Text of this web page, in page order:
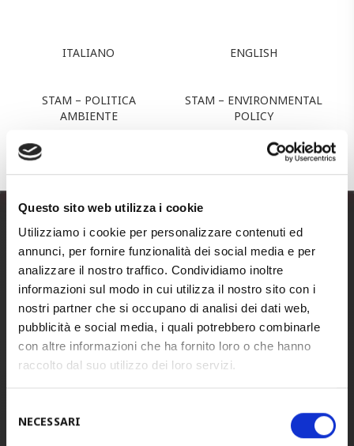
Questo sito web utilizza i cookie
Utilizziamo i cookie per personalizzare contenuti ed
annunci, per fornire funzionalità dei social media e per
analizzare il nostro traffico. Condividiamo inoltre
informazioni sul modo in cui utilizza il nostro sito con i
nostri partner che si occupano di analisi dei dati web,
pubblicità e social media, i quali potrebbero combinarle
con altre informazioni che ha fornito loro o che hanno
raccolto dal suo utilizzo dei loro servizi.
delNECESSARI
ITALIANO ENGLISH
STAM – POLITICA
AMBIENTE
STAM – ENVIRONMENTAL
POLICY
STAM ITALIA(Headquarters)
Tel.+39 0422 440100
Fax.+39 0422 440137
E-mailinfo@stam.it
PECstamspa@legalmail.it
Address:
via Piave, 6